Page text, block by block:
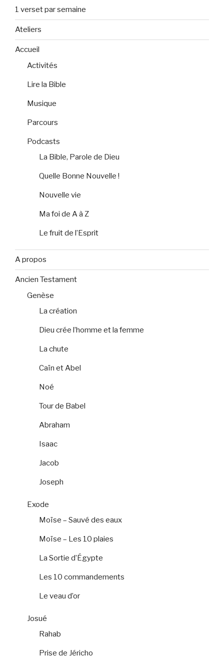
1 verset par semaine
Ateliers
Accueil
Activités
Lire la Bible
Musique
Parcours
Podcasts
La Bible, Parole de Dieu
Quelle Bonne Nouvelle !
Nouvelle vie
Ma foi de A à Z
Le fruit de l’Esprit
A propos
Ancien Testament
Genèse
La création
Dieu crée l’homme et la femme
La chute
Caïn et Abel
Noé
Tour de Babel
Abraham
Isaac
Jacob
Joseph
Exode
Moïse – Sauvé des eaux
Moïse – Les 10 plaies
La Sortie d’Égypte
Les 10 commandements
Le veau d’or
Josué
Rahab
Prise de Jéricho